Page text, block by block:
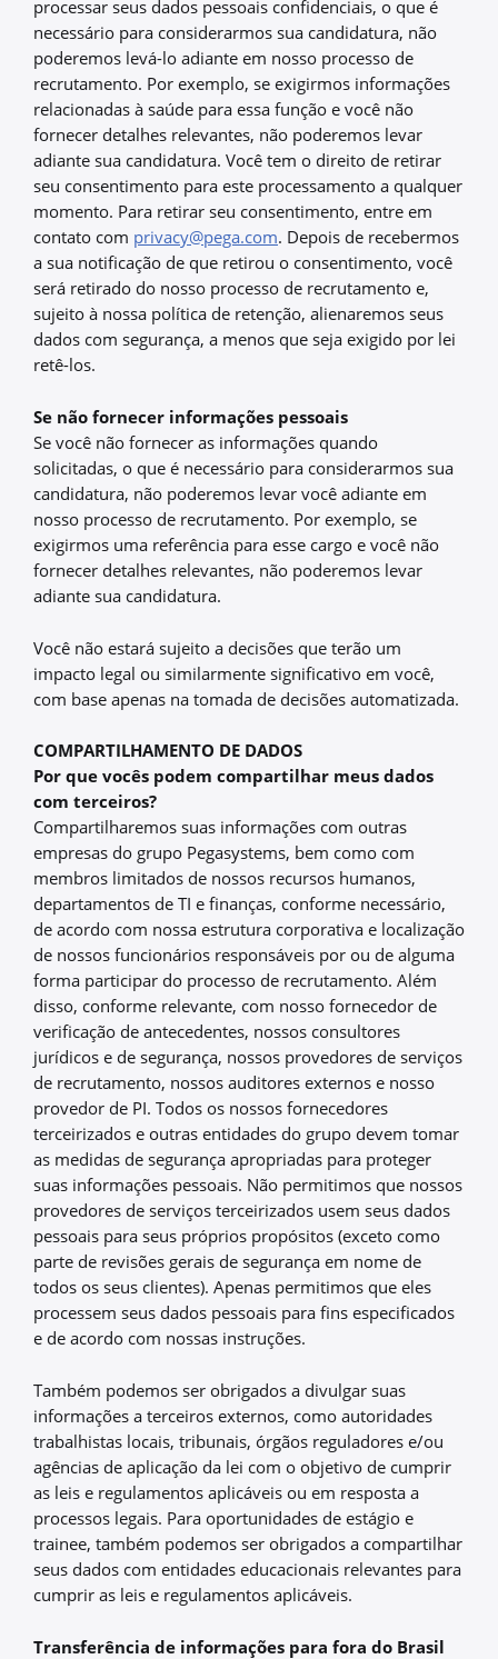
processar seus dados pessoais confidenciais, o que é
necessário para considerarmos sua candidatura, não
poderemos levá-lo adiante em nosso processo de
recrutamento. Por exemplo, se exigirmos informações
relacionadas à saúde para essa função e você não
fornecer detalhes relevantes, não poderemos levar
adiante sua candidatura. Você tem o direito de retirar
seu consentimento para este processamento a qualquer
momento. Para retirar seu consentimento, entre em
contato com privacy@pega.com. Depois de recebermos
a sua notificação de que retirou o consentimento, você
será retirado do nosso processo de recrutamento e,
sujeito à nossa política de retenção, alienaremos seus
dados com segurança, a menos que seja exigido por lei
retê-los.
Se não fornecer informações pessoais
Se você não fornecer as informações quando
solicitadas, o que é necessário para considerarmos sua
candidatura, não poderemos levar você adiante em
nosso processo de recrutamento. Por exemplo, se
exigirmos uma referência para esse cargo e você não
fornecer detalhes relevantes, não poderemos levar
adiante sua candidatura.
Você não estará sujeito a decisões que terão um
impacto legal ou similarmente significativo em você,
com base apenas na tomada de decisões automatizada.
COMPARTILHAMENTO DE DADOS
Por que vocês podem compartilhar meus dados
com terceiros?
Compartilharemos suas informações com outras
empresas do grupo Pegasystems, bem como com
membros limitados de nossos recursos humanos,
departamentos de TI e finanças, conforme necessário,
de acordo com nossa estrutura corporativa e localização
de nossos funcionários responsáveis por ou de alguma
forma participar do processo de recrutamento. Além
disso, conforme relevante, com nosso fornecedor de
verificação de antecedentes, nossos consultores
jurídicos e de segurança, nossos provedores de serviços
de recrutamento, nossos auditores externos e nosso
provedor de PI. Todos os nossos fornecedores
terceirizados e outras entidades do grupo devem tomar
as medidas de segurança apropriadas para proteger
suas informações pessoais. Não permitimos que nossos
provedores de serviços terceirizados usem seus dados
pessoais para seus próprios propósitos (exceto como
parte de revisões gerais de segurança em nome de
todos os seus clientes). Apenas permitimos que eles
processem seus dados pessoais para fins especificados
e de acordo com nossas instruções.
Também podemos ser obrigados a divulgar suas
informações a terceiros externos, como autoridades
trabalhistas locais, tribunais, órgãos reguladores e/ou
agências de aplicação da lei com o objetivo de cumprir
as leis e regulamentos aplicáveis ou em resposta a
processos legais. Para oportunidades de estágio e
trainee, também podemos ser obrigados a compartilhar
seus dados com entidades educacionais relevantes para
cumprir as leis e regulamentos aplicáveis.
Transferência de informações para fora do Brasil